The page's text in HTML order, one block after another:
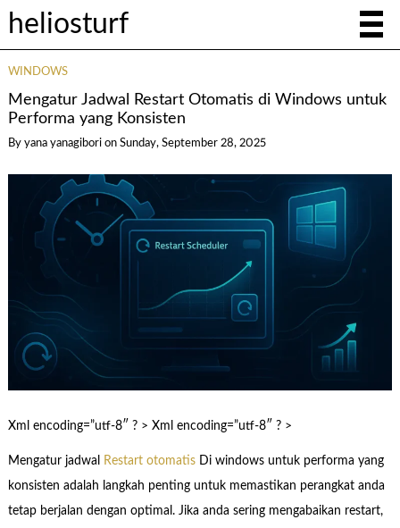
heliosturf
WINDOWS
Mengatur Jadwal Restart Otomatis di Windows untuk
Performa yang Konsisten
By yana yanagibori on Sunday, September 28, 2025
Xml encoding=”utf-8″ ? > Xml encoding=”utf-8″ ? >
Mengatur jadwal Restart otomatisDi windows untuk performa yang
konsisten adalah langkah penting untuk memastikan perangkat anda
tetap berjalan dengan optimal. Jika anda sering mengabaikan restart,